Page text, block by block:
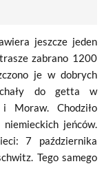
jeszcze jeden
zabrano 1200
je w dobrych
do getta w
Moraw. Chodziło
jeńców.
7 października
Tego samego